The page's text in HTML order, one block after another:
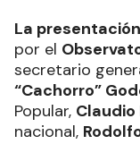
La
por el
secretario
“Cachorro”
Popular, Claudio
nacional,